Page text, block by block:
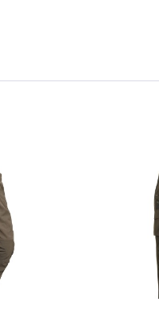
Konfektionsgröße
Gr. L , dann wählen
von Jagdbekleidung